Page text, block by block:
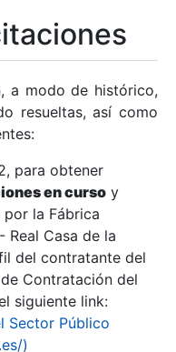
a modo de histórico,
resueltas, así como
para obtener
en curso y
la Fábrica
Real Casa de la
del contratante del
Contratación del
siguiente link:
Sector Público
)